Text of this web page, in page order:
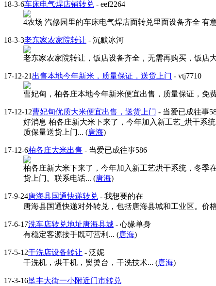
18-3-6车床电气焊店铺转兑 - eef2264
4农场 汽修园里的车床电气焊店面转兑里面设备齐全 有
18-3-3老东家农家院转让 - 沉默冰河
老东家农家院转让，饭店设备齐全，无需再购买，饭店
17-12-21 出售本地今年新米，质量保证，送货上门 - vtj7710
曹妃甸，柏各庄本地今年新米便宜出售，质量保证，免
17-12-12曹妃甸优质大米便宜出售，送货上门 - 当爱已成往事
好消息 柏各庄新大米下来了，今年加入新工艺_烘干系
质保量送货上门... (唐海)
17-12-6柏各庄大米出售 - 当爱已成往事586
柏各庄新大米下来了，今年加入新工艺烘干系统，冬季
货上门。联系电话... (唐海)
17-9-24唐海县国通快递转兑 - 我想要的在
唐海县国通快递对外转兑，包括唐海县城和工业区。价
17-6-17洗车店转兑地址唐海县城 - 心缘单身
有稳定客源接手既可营利... (唐海)
17-5-12干洗店设备转让 - 泛妮
干洗机，烘干机，熨烫台，干洗技术... (唐海)
17-3-16垦丰大街一小附近门市转兑